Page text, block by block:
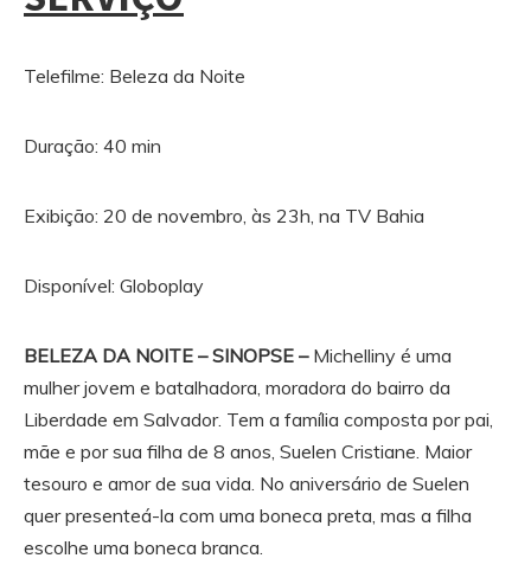
Telefilme: Beleza da Noite
Duração: 40 min
Exibição: 20 de novembro, às 23h, na TV Bahia
Disponível: Globoplay
BELEZA DA NOITE – SINOPSE – Michelliny é uma
mulher jovem e batalhadora, moradora do bairro da
Liberdade em Salvador. Tem a família composta por pai,
mãe e por sua filha de 8 anos, Suelen Cristiane. Maior
tesouro e amor de sua vida. No aniversário de Suelen
quer presenteá-la com uma boneca preta, mas a filha
escolhe uma boneca branca.